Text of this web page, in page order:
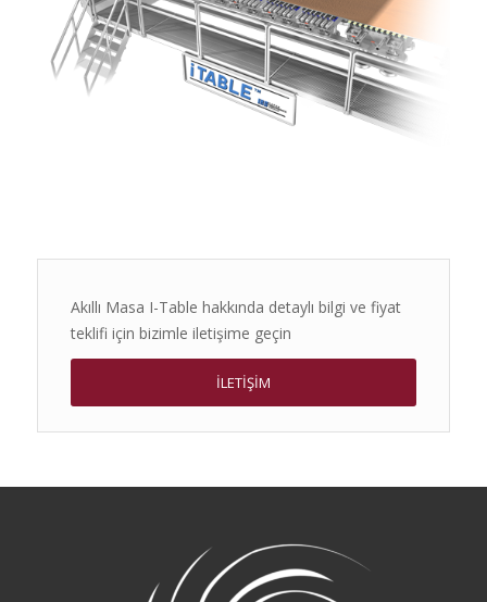
Akıllı Masa I-Table hakkında detaylı bilgi ve fiyat
teklifi için bizimle iletişime geçin
İLETİŞİM